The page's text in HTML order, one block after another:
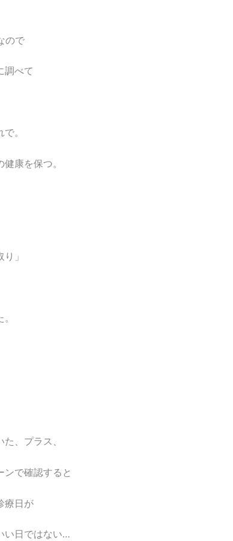
ので
調べて
。
康を保つ。
」
、プラス、
ンで確認すると
療日が
い日ではない…